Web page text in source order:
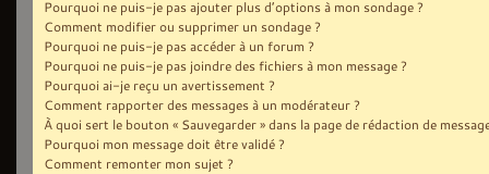
Pourquoi ne puis-je pas ajouter plus d’options à mon sondage ?
Comment modifier ou supprimer un sondage ?
Pourquoi ne puis-je pas accéder à un forum ?
Pourquoi ne puis-je pas joindre des fichiers à mon message ?
Pourquoi ai-je reçu un avertissement ?
Comment rapporter des messages à un modérateur ?
À quoi sert le bouton « Sauvegarder » dans la page de rédaction de
Pourquoi mon message doit être validé ?
Comment remonter mon sujet ?